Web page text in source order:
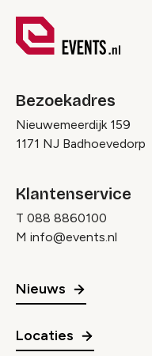
Bezoekadres
Nieuwemeerdijk 159
1171 NJ Badhoevedorp
Klantenservice
T 088 8860100
M info@events.nl
Nieuws
Locaties